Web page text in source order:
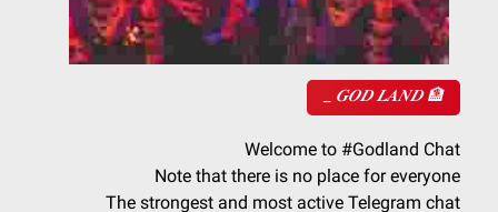
_ 𝑮𝑶𝑫 𝑳𝑨𝑵𝑫 🏦
Welcome to #Godland Chat
Note that there is no place for everyone
The strongest and most active Telegram chat